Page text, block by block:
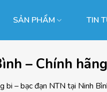
SẢN PHẨM TIN
– Chính
bi – bạc đạn NTN tại Ninh